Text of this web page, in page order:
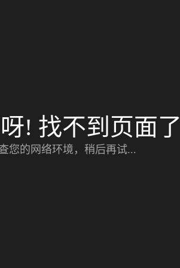
! 找不到页面了
您的网络环境，稍后再试...